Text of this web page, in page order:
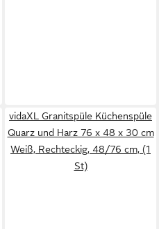
vidaXL Granitspüle Küchenspüle
Quarz und Harz 76 x 48 x 30 cm
Weiß, Rechteckig, 48/76 cm, (1
St)